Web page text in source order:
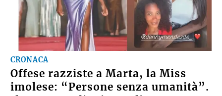
CRONACA
Offese razziste a Marta, la Miss
imolese: “Persone senza umanità”.